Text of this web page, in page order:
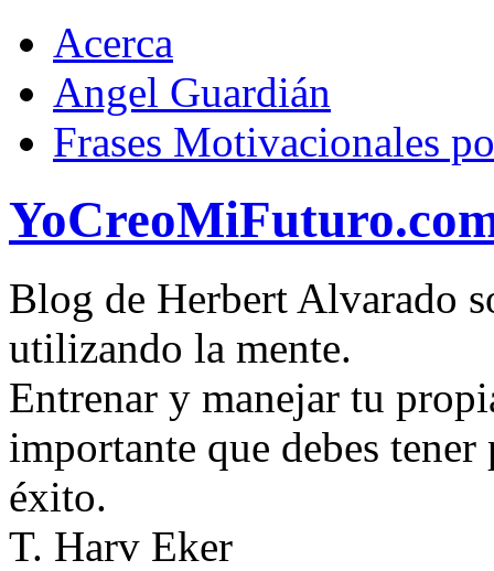
Acerca
Angel Guardián
Frases Motivacionales
Blog de Herbert Alvarado
utilizando la mente.
Entrenar y manejar tu
importante que debes
éxito.
T. Harv Eker